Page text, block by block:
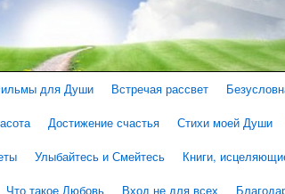
для Души Встречая рассвет
Достижение счастья Стихи моей Души
Улыбайтесь и Смейтесь
Книги,
Что такое Любовь Вход не для всех